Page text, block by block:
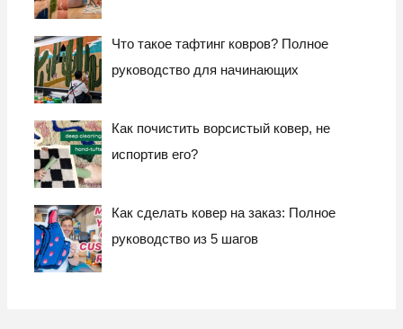
Что такое тафтинг ковров? Полное
руководство для начинающих
Как почистить ворсистый ковер, не
испортив его?
Как сделать ковер на заказ: Полное
руководство из 5 шагов